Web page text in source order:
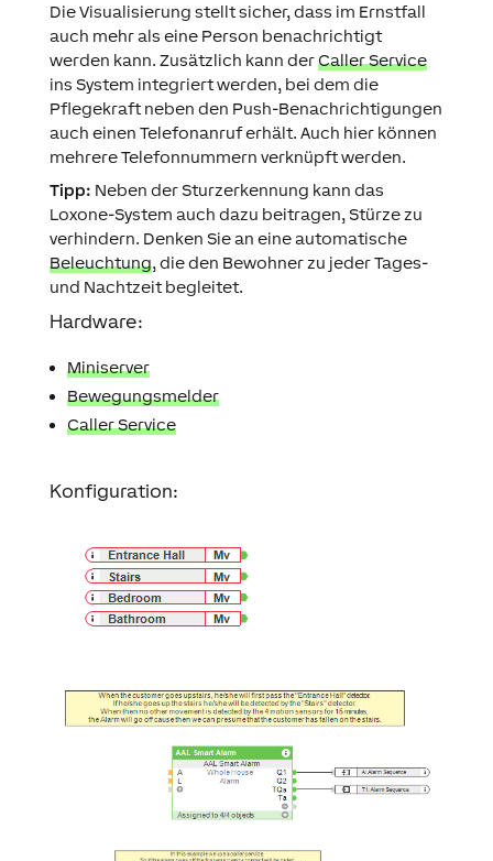
Die Visualisierung stellt sicher, dass im Ernstfall
auch mehr als eine Person benachrichtigt
werden kann. Zusätzlich kann derCaller Service
ins System integriert werden, bei dem die
Pflegekraft neben den Push-Benachrichtigungen
auch einen Telefonanruf erhält. Auch hier können
mehrere Telefonnummern verknüpft werden.
Tipp: Neben der Sturzerkennung kann das
Loxone-System auch dazu beitragen, Stürze zu
verhindern. Denken Sie an eine automatische
Beleuchtung, die den Bewohner zu jeder Tages-
und Nachtzeit begleitet.
Hardware:
Miniserver
Bewegungsmelder
Caller Service
Konfiguration: